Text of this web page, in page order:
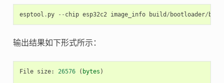
esptool . py -- chip esp32c2 image_info build / bootloader/
输出结果如下形式所示：
File size: 26576 ( bytes )